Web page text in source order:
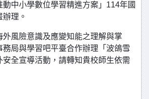
中小學數位學習精進方案」114年國
理。
外風險意識及應變知能之理解與掌
務局與學習吧平臺合作辦理「波鴿雪
安全宣導活動，請轉知貴校師生依需